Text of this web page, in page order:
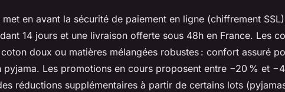
en avant la sécurité de paiement en ligne (chiffrement
14 jours et une livraison offerte sous 48h en France. Les
doux ou matières mélangées robustes : confort assuré
pyjama. Les promotions en cours proposent entre −20 % et
réductions supplémentaires à partir de certains lots